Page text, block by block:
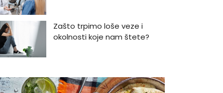
Zašto trpimo loše veze i
okolnosti koje nam štete?
kako prolaze godine braka?